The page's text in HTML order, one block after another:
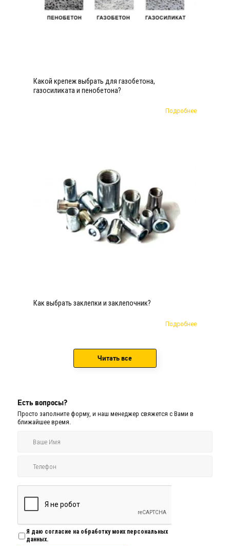
Какой крепеж выбрать для газобетона,
газосиликата и пенобетона?
Подробнее
Как выбрать заклепки и заклепочник?
Подробнее
Читать все
Есть вопросы?
Просто заполните форму, и наш менеджер свяжется с Вами в
ближайшее время.
Я даю согласие на обработку моих персональных
данных.